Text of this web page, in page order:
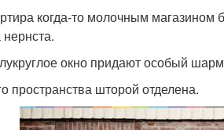
когда-то молочным
окно придают особый
пространства шторой отделена.